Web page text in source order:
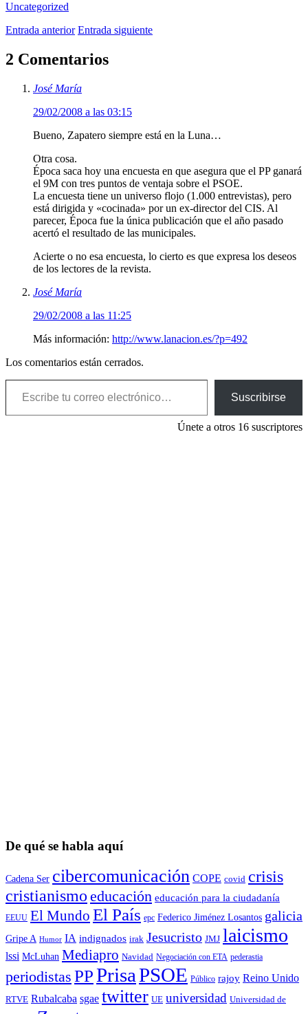
Uncategorized
Entrada anterior Entrada siguiente
2 Comentarios
José María
29/02/2008 a las 03:15
Bueno, Zapatero siempre está en la Luna…
Otra cosa.
Época saca hoy una encuesta en que asegura que el PP ganará
el 9M con tres puntos de ventaja sobre el PSOE.
La encuesta tiene un universo flojo (1.000 entrevistas), pero
está dirigida y «cocinada» por un ex-director del CIS. Al
parecer, Época fue la única publicación que el año pasado
acertó el resultado de las municipales.
Acierte o no esa encuesta, lo cierto es que expresa los deseos
de los lectores de la revista.
José María
29/02/2008 a las 11:25
Más información: http://www.lanacion.es/?p=492
Los comentarios están cerrados.
Escribe tu correo electrónico…
Suscribirse
Únete a otros 16 suscriptores
De qué se habla aquí
Cadena Ser cibercomunicación COPE covid crisis
cristianismo educación educación para la ciudadaní­a
EEUU El Mundo El País epc Federico Jiménez Losantos galicia
Gripe A Humor IA indignados irak Jesucristo JMJ laicismo
lssi McLuhan Mediapro Navidad Negociación con ETA pederastia
periodistas PPPrisaPSOE Público rajoy Reino Unido
RTVE Rubalcaba sgae twitter UE universidad Universidad de